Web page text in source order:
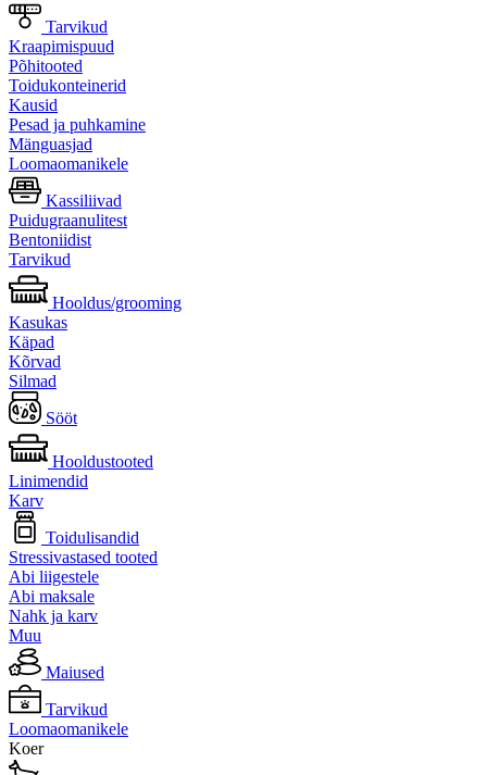
Tarvikud
Kraapimispuud
Põhitooted
Toidukonteinerid
Kausid
Pesad ja puhkamine
Mänguasjad
Loomaomanikele
Kassiliivad
Puidugraanulitest
Bentoniidist
Tarvikud
Hooldus/grooming
Kasukas
Käpad
Kõrvad
Silmad
Sööt
Hooldustooted
Linimendid
Karv
Toidulisandid
Stressivastased tooted
Abi liigestele
Abi maksale
Nahk ja karv
Muu
Maiused
Tarvikud
Loomaomanikele
Koer